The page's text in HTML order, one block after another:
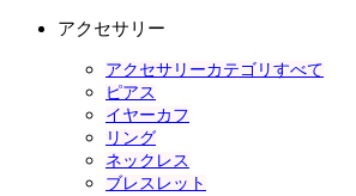
アクセサリー
アクセサリーカテゴリすべて
ピアス
イヤーカフ
リング
ネックレス
ブレスレット